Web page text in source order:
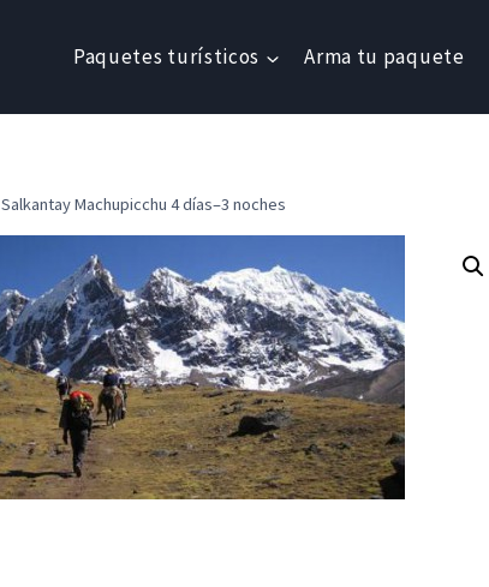
Paquetes turísticos Arma tu paquete
Salkantay Machupicchu 4 días–3 noches